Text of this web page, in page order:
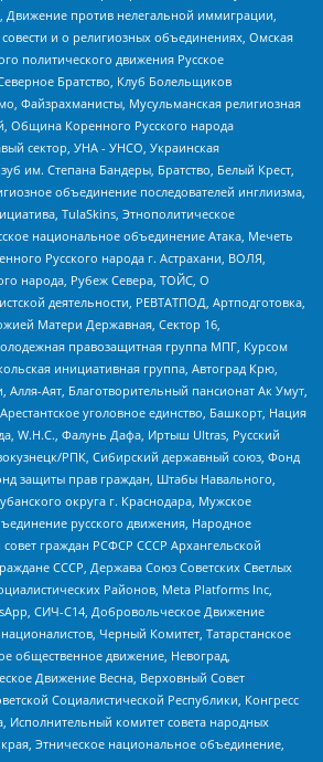
против нелегальной иммиграции,
и о религиозных объединениях, Омская
политического движения Русское
Братство, Клуб Болельщиков
Файзрахманисты, Мусульманская религиозная
Община Коренного Русского народа
сектор, УНА - УНСО, Украинская
им. Степана Бандеры, Братство, Белый Крест,
объединение последователей инглиизма,
TulaSkins, Этнополитическое
национальное объединение Атака, Мечеть
Русского народа г. Астрахани, ВОЛЯ,
народа, Рубеж Севера, ТОЙС, О
деятельности, РЕВТАТПОД, Артподготовка,
Матери Державная, Сектор 16,
правозащитная группа МПГ, Курсом
инициативная группа, Автоград Крю,
Алля-Аят, Благотворительный пансионат Ак Умут,
уголовное единство, Башкорт, Нация
W.H.С., Фалунь Дафа, Иртыш Ultras, Русский
РПК, Сибирский державный союз, Фонд
защиты прав граждан, Штабы Навального,
округа г. Краснодара, Мужское
русского движения, Народное
граждан РСФСР СССР Архангельской
СССР, Держава Союз Советских Светлых
Районов, Meta Platforms Inc,
СИЧ-С14, Добровольческое Движение
Черный Комитет, Татарстанское
общественное движение, Невоград,
Движение Весна, Верховный Совет
Социалистической Республики, Конгресс
Исполнительный комитет совета народных
Этническое национальное объединение,